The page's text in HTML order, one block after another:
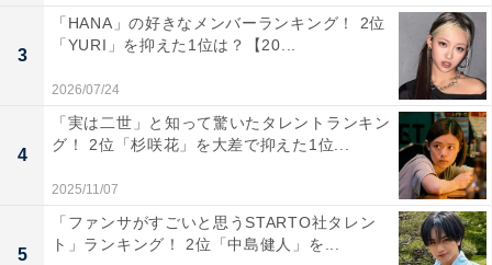
「三養基郡基山町」は、福岡都市圏のベッドタウン。JR
では博多駅まで最速22分と、通勤や通学、ショッピング
にも便利。都会へのアクセスが良く、程よい田舎として
移住者にも人気です。また、2022年4月から18歳までの
子どもの医療費を全額助成するなど、子育て支援に力を
入れているようです。
3
「HANA」の好きなメンバーランキング！ 2位
「YURI」を抑えた1位は？【20...
2026/07/24
4
「実は二世」と知って驚いたタレントランキン
グ！ 2位「杉咲花」を大差で抑えた1位...
2025/11/07
5
「ファンサがすごいと思うSTARTO社タレン
ト」ランキング！ 2位「中島健人」を...